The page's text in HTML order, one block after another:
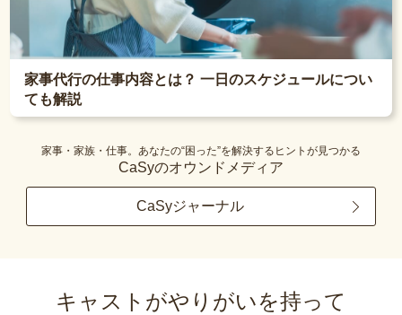
家事代行の仕事内容とは？ 一日のスケジュールについ
ても解説
家事・家族・仕事。あなたの“困った”を解決するヒントが見つかる
CaSyのオウンドメディア
CaSyジャーナル
キャストがやりがいを持って